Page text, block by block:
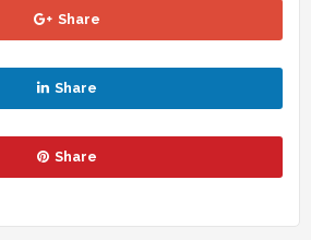
Share
Share
Share